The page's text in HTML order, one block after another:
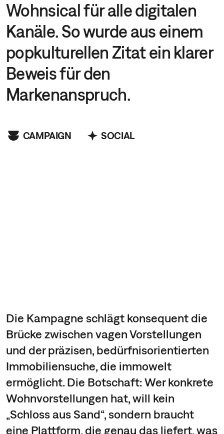
Wohnsical für alle digitalen
Kanäle. So wurde aus einem
popkulturellen Zitat ein klarer
Beweis für den
Markenanspruch.
CAMPAIGN SOCIAL
Die Kampagne schlägt konsequent die
Brücke zwischen vagen Vorstellungen
und der präzisen, bedürfnisorientierten
Immobiliensuche, die immowelt
ermöglicht. Die Botschaft: Wer konkrete
Wohnvorstellungen hat, will kein
„Schloss aus Sand“, sondern braucht
eine Plattform, die genau das liefert, was